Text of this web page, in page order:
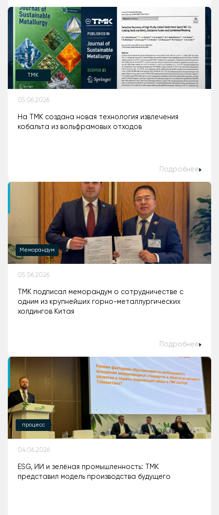
TMK
05.06.2026
На ТМК создана новая технология извлечения
кобальта из вольфрамовых отходов
Подробнее
Меморандум
05.06.2026
ТМК подписал меморандум о сотрудничестве с
одним из крупнейших горно-металлургических
холдингов Китая
Подробнее
процесс
04.06.2026
ESG, ИИ и зелёная промышленность: ТМК
представил модель производства будущего